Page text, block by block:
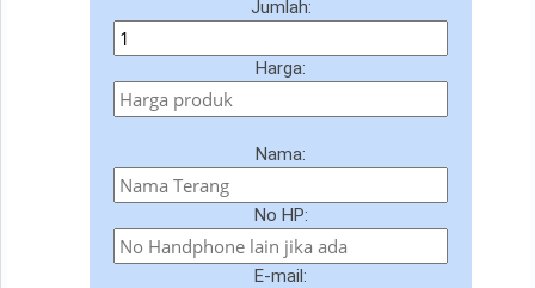
Jumlah:
Harga:
Nama:
No HP:
E-mail: